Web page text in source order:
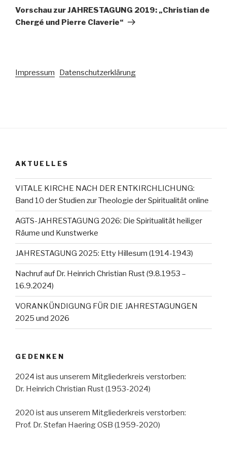
Beitrag
Vorschau zur JAHRESTAGUNG 2019: „Christian de
Chergé und Pierre Claverie“
Impressum Datenschutzerklärung
AKTUELLES
VITALE KIRCHE NACH DER ENTKIRCHLICHUNG:
Band 10 der Studien zur Theologie der Spiritualität online
AGTS-JAHRESTAGUNG 2026: Die Spiritualität heiliger
Räume und Kunstwerke
JAHRESTAGUNG 2025: Etty Hillesum (1914-1943)
Nachruf auf Dr. Heinrich Christian Rust (9.8.1953 –
16.9.2024)
VORANKÜNDIGUNG FÜR DIE JAHRESTAGUNGEN
2025 und 2026
GEDENKEN
2024 ist aus unserem Mitgliederkreis verstorben:
Dr. Heinrich Christian Rust (1953-2024)
2020 ist aus unserem Mitgliederkreis verstorben:
Prof. Dr. Stefan Haering OSB (1959-2020)